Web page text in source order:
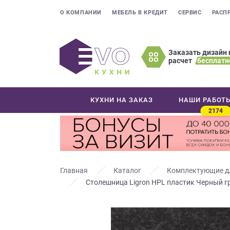
О КОМПАНИИ МЕБЕЛЬ В КРЕДИТ СЕРВИС
Заказать дизайн
расчет
КУХНИ НА ЗАКАЗ НАШИ
2174
Главная Каталог Комплектующие
Столешница Ligron HPL пластик Черный
ваши